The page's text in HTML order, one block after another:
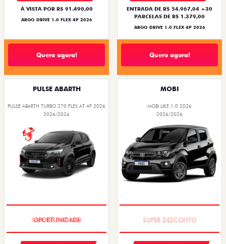
À VISTA POR R$ 91.490,00
ARGO DRIVE 1.0 FLEX 4P 2026
Quero agora!
ENTRADA DE R$ 54.967,04 +30
PARCELAS DE R$ 1.379,00
ARGO DRIVE 1.0 FLEX 4P 2026
Quero agora!
PULSE ABARTH
PULSE ABARTH TURBO 270 FLEX AT 4P 2026
2026/2026
MOBI
MOBI LIKE 1.0 2026
2026/2026